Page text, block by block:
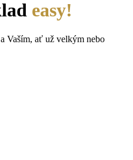
easy!
Vaším, ať už velkým nebo